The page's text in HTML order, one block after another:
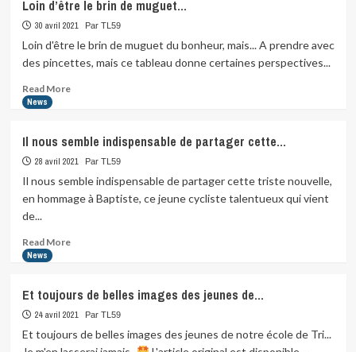
Loin d’être le brin de muguet…
30 avril 2021 Par TL59
Loin d'être le brin de muguet du bonheur, mais... A prendre avec
des pincettes, mais ce tableau donne certaines perspectives...
Read MoreRead
d’être
le
brin
muguet…
News
Il nous semble indispensable de partager cette…
28 avril 2021 Par TL59
Il nous semble indispensable de partager cette triste nouvelle,
en hommage à Baptiste, ce jeune cycliste talentueux qui vient
de...
Read MoreRead
nous
semble
indispensable
News
Et toujours de belles images des jeunes de…
24 avril 2021 Par TL59
Et toujours de belles images des jeunes de notre école de Tri...